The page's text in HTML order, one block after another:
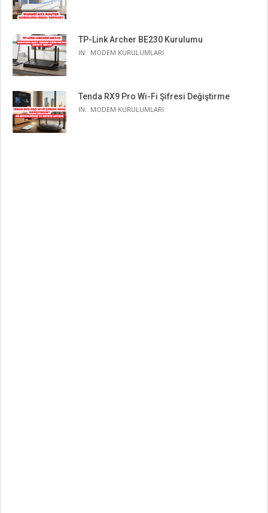
TP-Link Archer BE230 Kurulumu
IN: MODEM KURULUMLARI
Tenda RX9 Pro Wi-Fi Şifresi Değiştirme
IN: MODEM KURULUMLARI